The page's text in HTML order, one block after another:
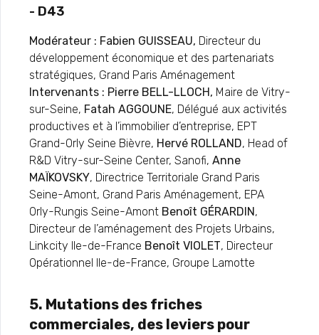
- D43
Modérateur : Fabien GUISSEAU, Directeur du
développement économique et des partenariats
stratégiques, Grand Paris Aménagement
Intervenants : Pierre BELL-LLOCH, Maire de Vitry-
sur-Seine, Fatah AGGOUNE, Délégué aux activités
productives et à l’immobilier d’entreprise, EPT
Grand-Orly Seine Bièvre, Hervé ROLLAND, Head of
R&D Vitry-sur-Seine Center, Sanofi, Anne
MAÏKOVSKY, Directrice Territoriale Grand Paris
Seine-Amont, Grand Paris Aménagement, EPA
Orly-Rungis Seine-Amont Benoît GÉRARDIN,
Directeur de l’aménagement des Projets Urbains,
Linkcity Ile-de-France Benoît VIOLET, Directeur
Opérationnel Ile-de-France, Groupe Lamotte
5. Mutations des friches
commerciales, des leviers pour